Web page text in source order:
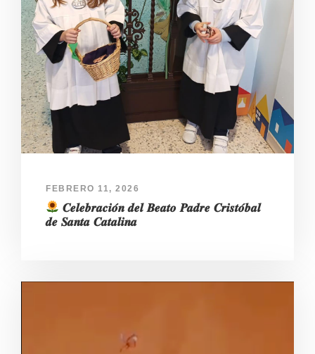
FEBRERO 11, 2026
𝑪𝒆𝒍𝒆𝒃𝒓𝒂𝒄𝒊𝒐́𝒏 𝒅𝒆𝒍 𝑩𝒆𝒂𝒕𝒐 𝑷𝒂𝒅𝒓𝒆 𝑪𝒓𝒊𝒔𝒕𝒐́𝒃𝒂𝒍
𝒅𝒆 𝑺𝒂𝒏𝒕𝒂 𝑪𝒂𝒕𝒂𝒍𝒊𝒏𝒂